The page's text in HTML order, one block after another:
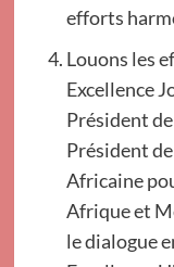
efforts
Louons les
Excellence
Président
Président
Africaine
Afrique et
le dialogue